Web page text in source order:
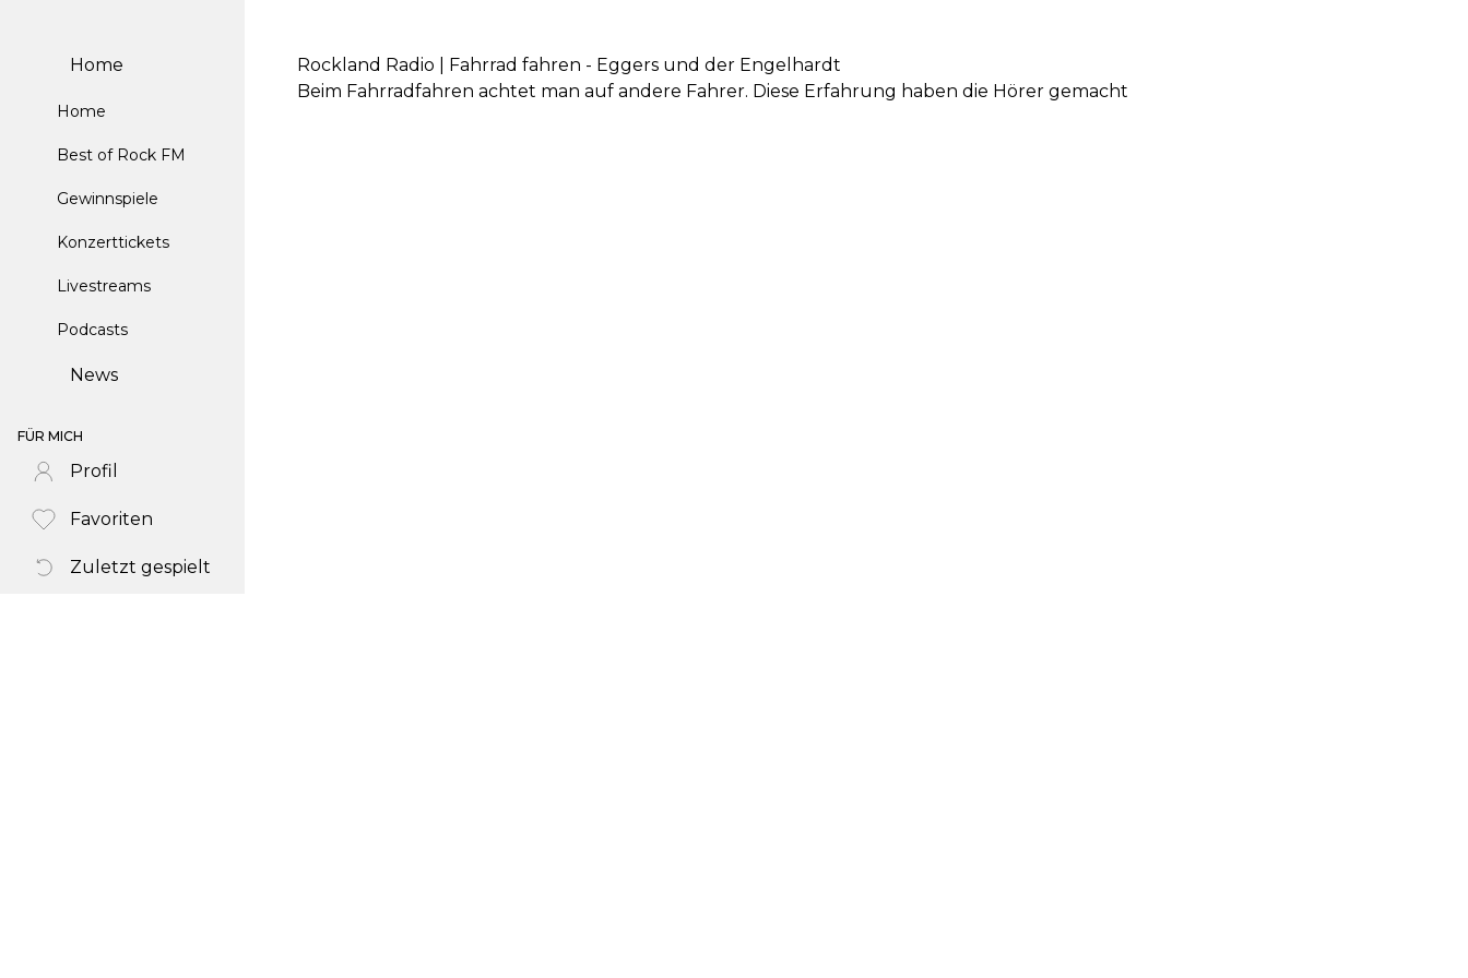
Home
Home
Best of Rock FM
Gewinnspiele
Konzerttickets
Livestreams
Podcasts
News
FÜR MICH
Profil
Favoriten
Zuletzt gespielt
Rockland Radio | Fahrrad fahren - Eggers und der Engelhardt
Beim Fahrradfahren achtet man auf andere Fahrer. Diese Erfahrung haben die Hörer gemacht